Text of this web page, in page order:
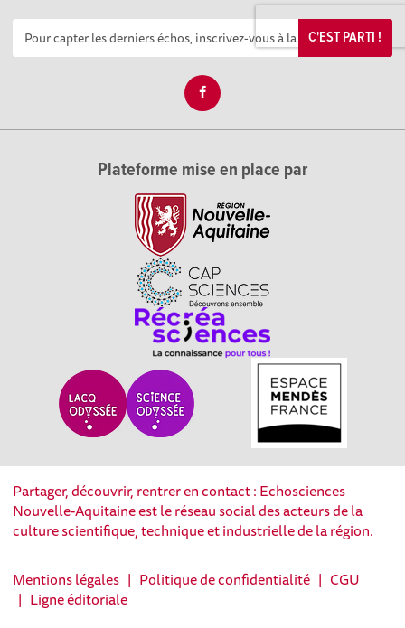
C'EST PARTI !
Plateforme mise en place par
Partager, découvrir, rentrer en contact : Echosciences
Nouvelle-Aquitaine est le réseau social des acteurs de la
culture scientifique, technique et industrielle de la région.
Mentions légales | Politique de confidentialité | CGU
| Ligne éditoriale